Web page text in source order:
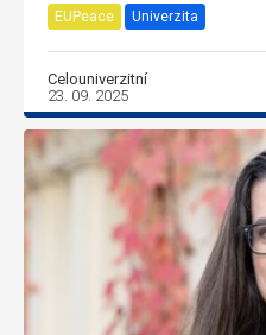
EUPeace Univerzita
Celouniverzitní
23. 09. 2025